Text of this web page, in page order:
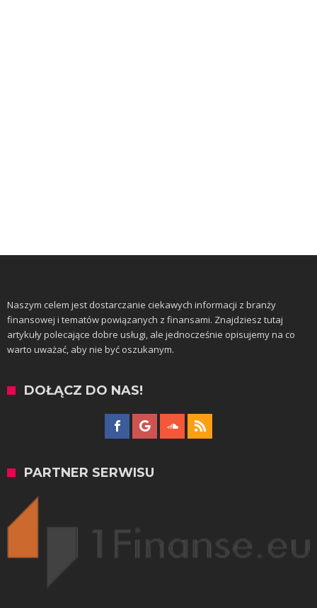
Naszym celem jest dostarczanie ciekawych informacji z branży
finansowej i tematów powiązanych z finansami. Znajdziesz tutaj
artykuły polecające dobre usługi, ale jednocześnie opisujemy na co
warto uważać, aby nie być oszukanym.
DOŁĄCZ DO NAS!
PARTNER SERWISU